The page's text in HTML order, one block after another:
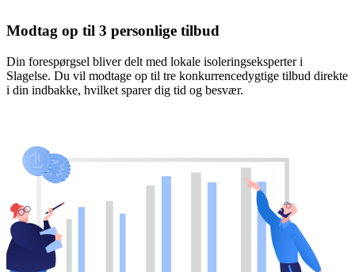
Modtag op til 3 personlige tilbud
Din forespørgsel bliver delt med lokale isoleringseksperter i
Slagelse. Du vil modtage op til tre konkurrencedygtige tilbud direkte
i din indbakke, hvilket sparer dig tid og besvær.